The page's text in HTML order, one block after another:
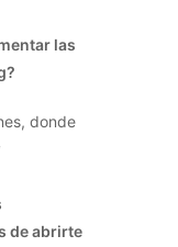
las
donde
de abrirte